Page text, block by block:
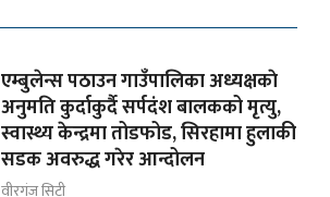
एम्बुलेन्स पठाउन गाउँपालिका अध्यक्षकाे
अनुमति कुर्दाकुर्दै सर्पदंश बालकको मृत्यु,
स्वास्थ्य केन्द्रमा तोडफोड, सिरहामा हुलाकी
सडक अवरुद्ध गरेर आन्दोलन
वीरगंज सिटी